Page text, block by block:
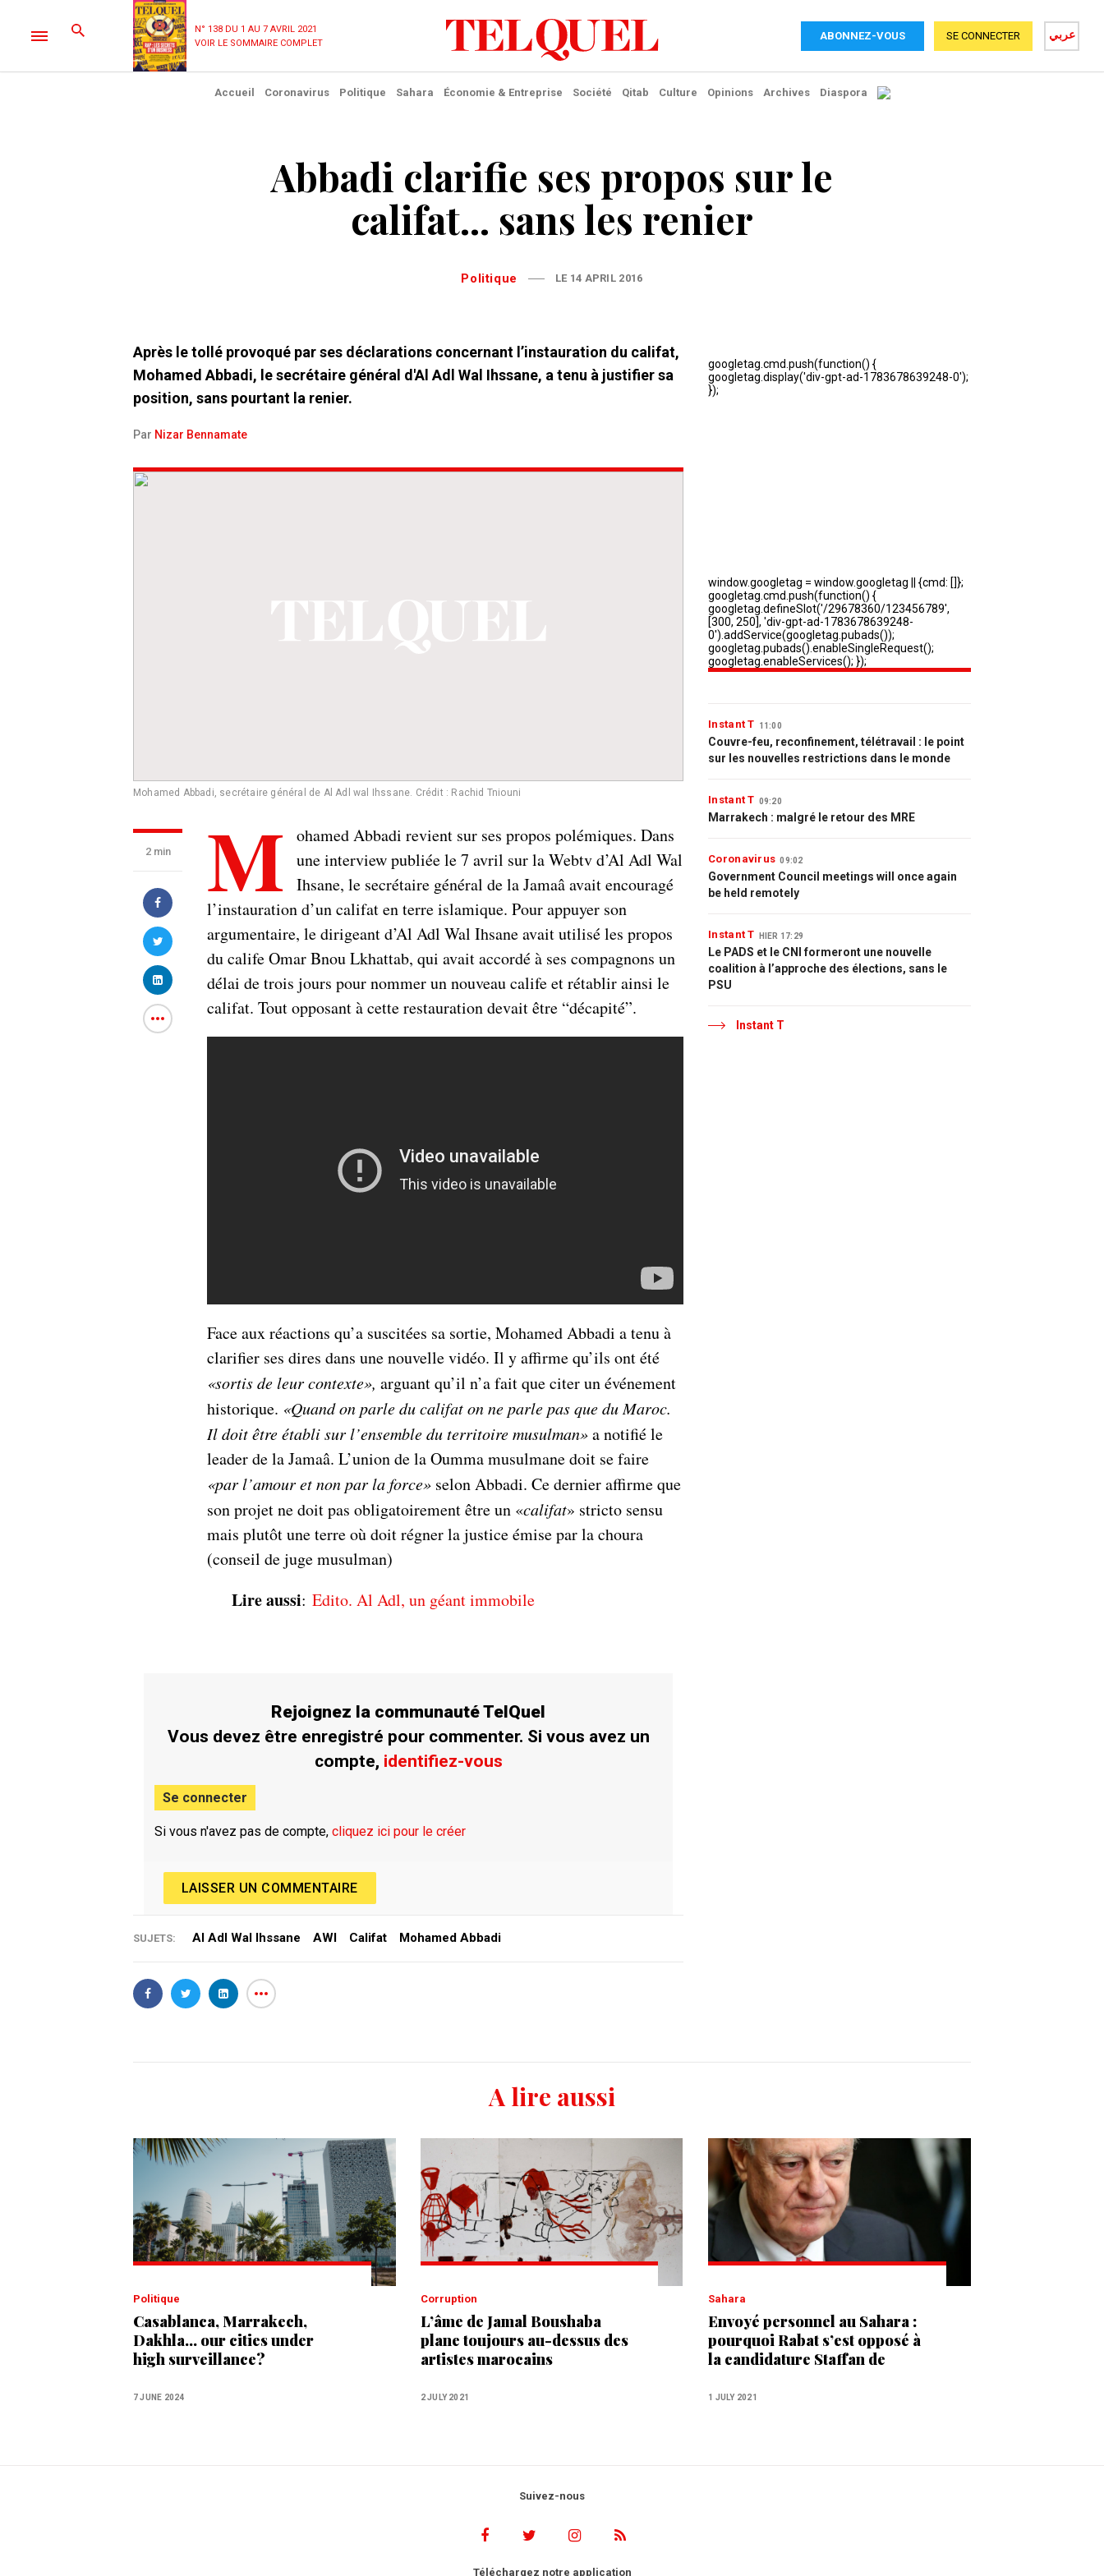
N° 138 DU 1 AU 7 AVRIL 2021
VOIR LE SOMMAIRE COMPLET
ABONNEZ-VOUS عربي SE CONNECTER
Accueil Coronavirus Politique Sahara Économie & Entreprise Société Qitab Culture Opinions Archives Diaspora
Abbadi clarifie ses propos sur le
califat... sans les renier
Politique LE 14 APRIL 2016
Après le tollé provoqué par ses déclarations concernant l’instauration du califat,
Mohamed Abbadi, le secrétaire général d'Al Adl Wal Ihssane, a tenu à justifier sa
position, sans pourtant la renier.
Par Nizar Bennamate
Mohamed Abbadi, secrétaire général de Al Adl wal Ihssane. Crédit : Rachid Tniouni
2 min M
ohamed Abbadi revient sur ses propos polémiques. Dans
une interview publiée le 7 avril sur la Webtv d’Al Adl Wal
Ihsane, le secrétaire général de la Jamaâ avait encouragé
l’instauration d’un califat en terre islamique. Pour appuyer son
argumentaire, le dirigeant d’Al Adl Wal Ihsane avait utilisé les propos
du calife Omar Bnou Lkhattab, qui avait accordé à ses compagnons un
délai de trois jours pour nommer un nouveau calife et rétablir ainsi le
califat. Tout opposant à cette restauration devait être “décapité”.
Face aux réactions qu’a suscitées sa sortie, Mohamed Abbadi a tenu à
clarifier ses dires dans une nouvelle vidéo. Il y affirme qu’ils ont été
«sortis de leur contexte», arguant qu’il n’a fait que citer un événement
historique. «Quand on parle du califat on ne parle pas que du Maroc.
Il doit être établi sur l’ensemble du territoire musulman»a notifié le
leader de la Jamaâ. L’union de la Oumma musulmane doit se faire
«par l’amour et non par la force» selon Abbadi. Ce dernier affirme que
son projet ne doit pas obligatoirement être un «califat» stricto sensu
mais plutôt une terre où doit régner la justice émise par la choura
(conseil de juge musulman)
Lire aussi: Edito. Al Adl, un géant immobile
Rejoignez la communauté TelQuel
Vous devez être enregistré pour commenter. Si vous avez un
compte, identifiez-vous
Se connecter
Si vous n'avez pas de compte,cliquez ici pour le créer
LAISSER UN COMMENTAIRE
SUJETS: Al Adl Wal Ihssane AWI Califat Mohamed Abbadi
Instant T 11:00
Couvre-feu, reconfinement, télétravail : le point
sur les nouvelles restrictions dans le monde
Instant T 09:20
Marrakech : malgré le retour des MRE
Coronavirus 09:02
Government Council meetings will once again
be held remotely
Instant T HIER 17:29
Le PADS et le CNI formeront une nouvelle
coalition à l’approche des élections, sans le
PSU
Instant T
A lire aussi
Politique
Casablanca, Marrakech,
Dakhla... our cities under
high surveillance?
7 JUNE 2024
Corruption
L’âme de Jamal Boushaba
plane toujours au-dessus des
artistes marocains
2 JULY 2021
Sahara
Envoyé personnel au Sahara :
pourquoi Rabat s’est opposé à
la candidature Staffan de
1 JULY 2021
Suivez-nous
Téléchargez notre application